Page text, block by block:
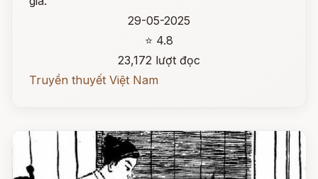
29-05-2025
⭐ 4.8
23,172 lượt đọc
Truyền thuyết Việt Nam